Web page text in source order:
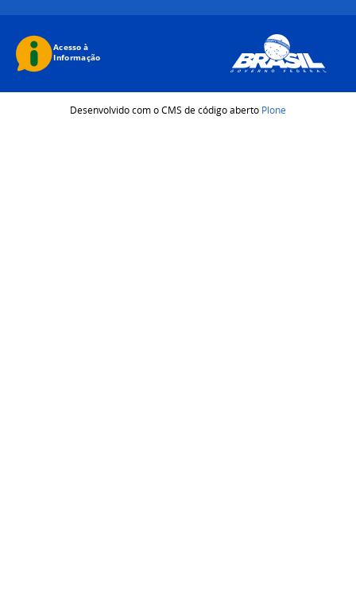
Desenvolvido com o CMS de código aberto Plone